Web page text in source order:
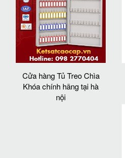
Cửa hàng Tủ Treo Chìa
Khóa chính hãng tại hà
nội